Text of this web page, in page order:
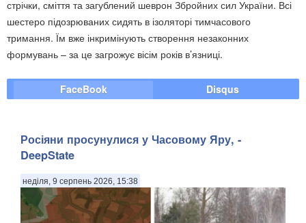
стрічки, сміття та загублений шеврон Збройних сил України. Всі
шестеро підозрюваних сидять в ізоляторі тимчасового
тримання. Їм вже інкримінують створення незаконних
формувань – за це загрожує вісім років в’язниці.
FaceBook Disqus
Росіяни просунулися у Часовому Яру, -
DeepState
неділя, 9 серпень 2026, 15:38